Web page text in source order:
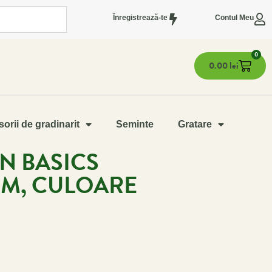
Înregistrează-te Contul Meu
0.00lei
0
de gradinarit Seminte Gratare
BASICS
CULOARE